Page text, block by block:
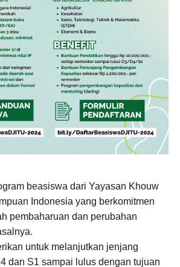
beasiswa dari Yayasan Khouw
Indonesia yang berkomitmen
pembaharuan dan perubahan
untuk melanjutkan jenjang
dan S1 sampai lulus dengan tujuan